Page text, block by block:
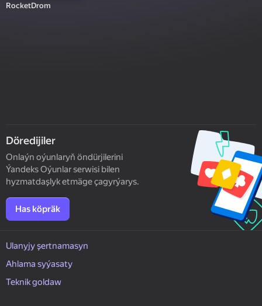
RocketDrom
Döredijiler
Onlaýn oýunlaryň öndürjilerini
Ýandeks Oýunlar serwisi bilen
hyzmatdaşlyk etmäge çagyrýarys.
Has köpräk
Ulanyjy şertnamasyn
Ahlama syýasaty
Teknik goldaw